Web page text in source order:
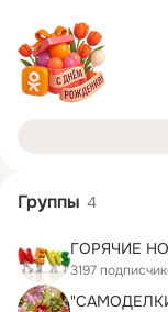
Группы 4
ГОРЯЧИЕ
3197